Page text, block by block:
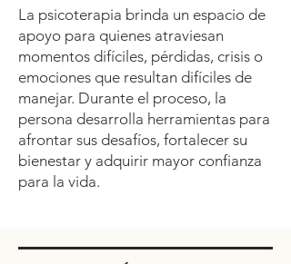
La psicoterapia brinda un espacio de
apoyo para quienes atraviesan
momentos difíciles, pérdidas, crisis o
emociones que resultan difíciles de
manejar. Durante el proceso, la
persona desarrolla herramientas para
afrontar sus desafíos, fortalecer su
bienestar y adquirir mayor confianza
para la vida.